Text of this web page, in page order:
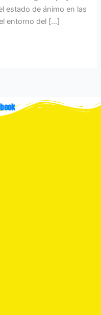
estado de ánimo en las
entorno del […]